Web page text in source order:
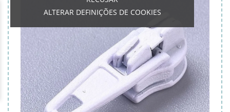
ALTERAR DEFINIÇÕES DE COOKIES